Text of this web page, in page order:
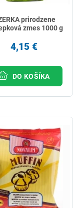
prirodzene
zmes 1000 g
4,15 €
DO KOŠÍKA